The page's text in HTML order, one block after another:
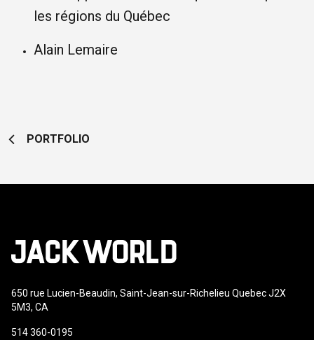
les régions du Québec
Alain Lemaire
PORTFOLIO
650 rue Lucien-Beaudin, Saint-Jean-sur-Richelieu Quebec J2X
5M3, CA
514 360-0195